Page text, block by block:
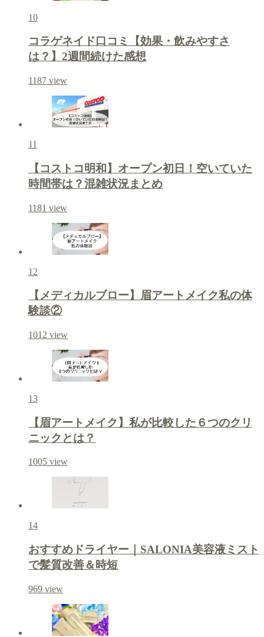
10
コラゲネイド口コミ【効果・飲みやすさ
は？】2週間続けた感想
1187 view
11
【コストコ明和】オープン初日！空いていた
時間帯は？混雑状況まとめ
1181 view
12
【メディカルブロー】眉アートメイク私の体
験談②
1012 view
13
【眉アートメイク】私が比較した６つのクリ
ニックとは？
1005 view
14
おすすめドライヤー｜SALONIA美容液ミスト
で髪質改善＆時短
969 view